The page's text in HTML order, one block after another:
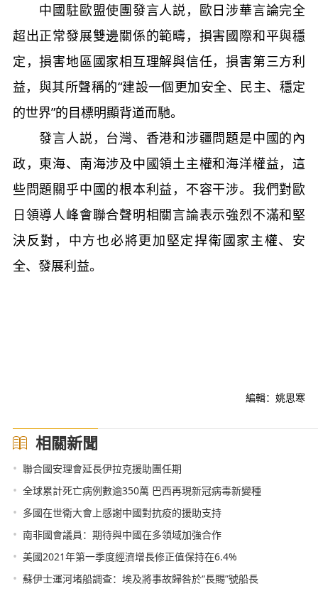
中國駐歐盟使團發言人説，歐日涉華言論完全
超出正常發展雙邊關係的範疇，損害國際和平與穩
定，損害地區國家相互理解與信任，損害第三方利
益，與其所聲稱的“建設一個更加安全、民主、穩定
的世界”的目標明顯背道而馳。
發言人説，台灣、香港和涉疆問題是中國的內
政，東海、南海涉及中國領土主權和海洋權益，這
些問題關乎中國的根本利益，不容干涉。我們對歐
日領導人峰會聯合聲明相關言論表示強烈不滿和堅
決反對，中方也必將更加堅定捍衛國家主權、安
全、發展利益。
編輯：姚思寒
相關新聞
• 聯合國安理會延長伊拉克援助團任期
• 全球累計死亡病例數逾350萬 巴西再現新冠病毒新變種
• 多國在世衛大會上感謝中國對抗疫的援助支持
• 南非國會議員：期待與中國在多領域加強合作
• 美國2021年第一季度經濟增長修正值保持在6.4%
• 蘇伊士運河堵船調查：埃及將事故歸咎於“長賜”號船長